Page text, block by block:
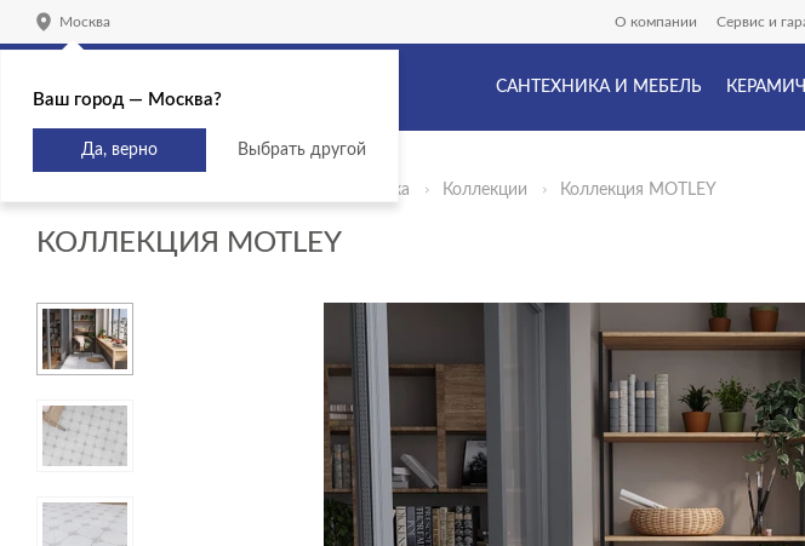
Москва О компании Сервис и
САНТЕХНИКА И МЕБЕЛЬ
Керамическая плитка Коллекции Коллекция MOTLEY
КОЛЛЕКЦИЯ MOTLEY
Ваш город — Москва?
Да, верно Выбрать другой